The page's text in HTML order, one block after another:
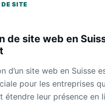
SITE
de site web en
d’un site web en Suisse
pour les entreprises
étendre leur présence en